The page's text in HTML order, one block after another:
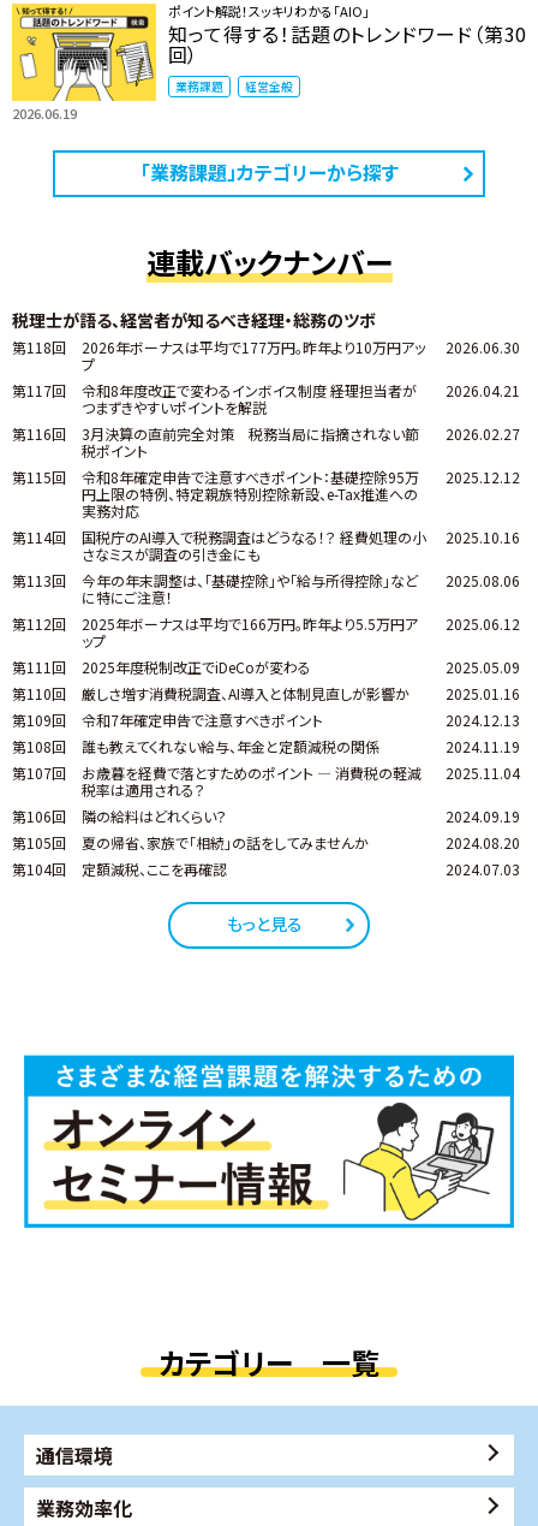
2026.06.19
ポイント解説！スッキリわかる「AIO」
知って得する！話題のトレンドワード（第30
回）
業務課題 経営全般
「業務課題」カテゴリーから探す
連載バックナンバー
税理士が語る、経営者が知るべき経理・総務のツボ
第118回
2026年ボーナスは平均で177万円。昨年より10万円アッ
プ
2026.06.30
第117回
令和8年度改正で変わるインボイス制度 ――経理担当者が
つまずきやすいポイントを解説
2026.04.21
第116回
3月決算の直前完全対策 税務当局に指摘されない節
税ポイント
2026.02.27
第115回
令和8年確定申告で注意すべきポイント：基礎控除95万
円上限の特例、特定親族特別控除新設、e-Tax推進への
実務対応
2025.12.12
第114回
国税庁のAI導入で税務調査はどうなる！？ 経費処理の小
さなミスが調査の引き金にも
2025.10.16
第113回
今年の年末調整は、「基礎控除」や「給与所得控除」など
に特にご注意！
2025.08.06
第112回
2025年ボーナスは平均で166万円。昨年より5.5万円ア
ップ
2025.06.12
第111回 2025年度税制改正でiDeCoが変わる
2025.05.09
第110回
厳しさ増す消費税調査、AI導入と体制見直しが影響か
2025.01.16
第109回
令和7年確定申告で注意すべきポイント
2024.12.13
第108回
誰も教えてくれない給与、年金と定額減税の関係
2024.11.19
第107回
お歳暮を経費で落とすためのポイント ― 消費税の軽減
税率は適用される？
2025.11.04
第106回 隣の給料はどれくらい？
2024.09.19
第105回
夏の帰省、家族で「相続」の話をしてみませんか
2024.08.20
第104回
定額減税、ここを再確認 2024.07.03
もっと見る
カテゴリー 一覧
通信環境
業務効率化